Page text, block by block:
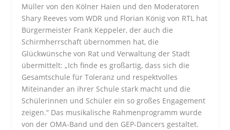
Müller von den Kölner Haien und den Moderatoren
Shary Reeves vom WDR und Florian König von RTL hat
Bürgermeister Frank Keppeler, der auch die
Schirmherrschaft übernommen hat, die
Glückwünsche von Rat und Verwaltung der Stadt
übermittelt: „Ich finde es großartig, dass sich die
Gesamtschule für Toleranz und respektvolles
Miteinander an ihrer Schule stark macht und die
Schülerinnen und Schüler ein so großes Engagement
zeigen.“ Das musikalische Rahmenprogramm wurde
von der OMA-Band und den GEP-Dancers gestaltet.